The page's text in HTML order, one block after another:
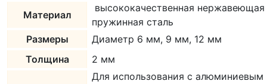
Материал
высококачественная нержавеющая
пружинная сталь
Размеры
Диаметр 6 мм, 9 мм, 12 мм
Толщина
2 мм
Для использования с алюминиевым